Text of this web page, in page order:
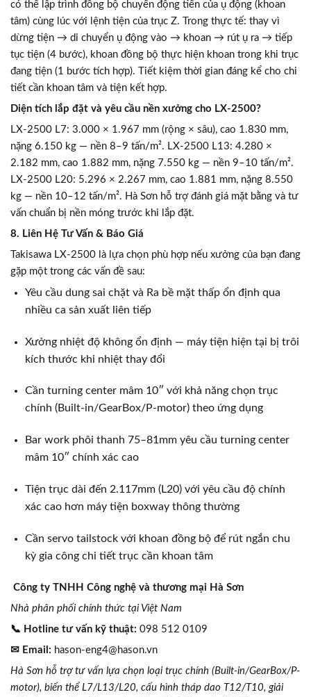
có thể lập trình đồng bộ chuyển động tiến của ụ động (khoan
tâm) cùng lúc với lệnh tiện của trục Z. Trong thực tế: thay vì
dừng tiện → di chuyển ụ động vào → khoan → rút ụ ra → tiếp
tục tiện (4 bước), khoan đồng bộ thực hiện khoan trong khi trục
đang tiện (1 bước tích hợp). Tiết kiệm thời gian đáng kể cho chi
tiết cần khoan tâm và tiện kết hợp.
Diện tích lắp đặt và yêu cầu nền xưởng cho LX-2500?
LX-2500 L7: 3.000 × 1.967 mm (rộng × sâu), cao 1.830 mm,
nặng 6.150 kg — nền 8–9 tấn/m². LX-2500 L13: 4.280 ×
2.182 mm, cao 1.882 mm, nặng 7.550 kg — nền 9–10 tấn/m².
LX-2500 L20: 5.296 × 2.267 mm, cao 1.881 mm, nặng 8.550
kg — nền 10–12 tấn/m². Hà Sơn hỗ trợ đánh giá mặt bằng và tư
vấn chuẩn bị nền móng trước khi lắp đặt.
8. Liên Hệ Tư Vấn & Báo Giá
Takisawa LX-2500 là lựa chọn phù hợp nếu xưởng của bạn đang
gặp một trong các vấn đề sau:
Yêu cầu dung sai chặt và Ra bề mặt thấp ổn định qua
nhiều ca sản xuất liên tiếp
Xưởng nhiệt độ không ổn định — máy tiện hiện tại bị trôi
kích thước khi nhiệt thay đổi
Cần turning center mâm 10″ với khả năng chọn trục
chính (Built-in/GearBox/P-motor) theo ứng dụng
Bar work phôi thanh 75–81mm yêu cầu turning center
mâm 10″ chính xác cao
Tiện trục dài đến 2.117mm (L20) với yêu cầu độ chính
xác cao hơn máy tiện boxway thông thường
Cần servo tailstock với khoan đồng bộ để rút ngắn chu
kỳ gia công chi tiết trục cần khoan tâm
Công ty TNHH Công nghệ và thương mại Hà Sơn
Nhà phân phối chính thức tại Việt Nam
📞 Hotline tư vấn kỹ thuật: 098 512 0109
✉ Email: hason-eng4@hason.vn
Hà Sơn hỗ trợ tư vấn lựa chọn loại trục chính (Built-in/GearBox/P-
motor), biến thể L7/L13/L20, cấu hình tháp dao T12/T10, giải